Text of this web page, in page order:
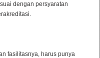
dengan persyaratan
fasilitasnya, harus punya